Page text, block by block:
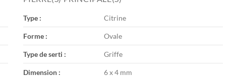
Type : Citrine
Forme : Ovale
Type de serti : Griffe
Dimension : 6 x 4 mm